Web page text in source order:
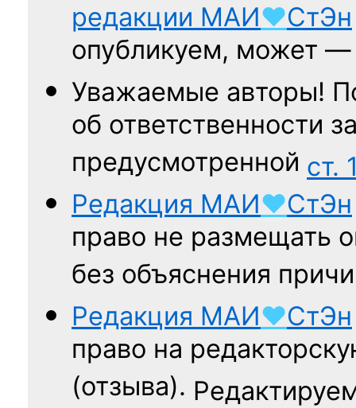
редакции МАИ♥СтЭн
опубликуем, может
Уважаемые авторы!
об ответственности
предусмотренной ст.
Редакция МАИ♥СтЭн
право не размещать
без объяснения
Редакция МАИ♥СтЭн
право на
(отзыва).